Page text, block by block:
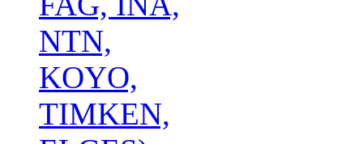
NTN,
KOYO,
TIMKEN,